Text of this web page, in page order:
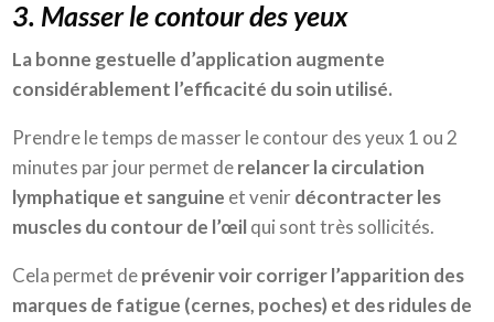
3. Masser le contour des yeux
La bonne gestuelle d’application augmente
considérablement l’efficacité du soin utilisé.
Prendre le temps de masser le contour des yeux 1 ou 2
minutes par jour permet derelancer la circulation
lymphatique et sanguine et venirdécontracter les
muscles du contour de l’œilqui sont très sollicités.
Cela permet deprévenir voir corriger l’apparition des
marques de fatigue (cernes, poches) et des ridules de